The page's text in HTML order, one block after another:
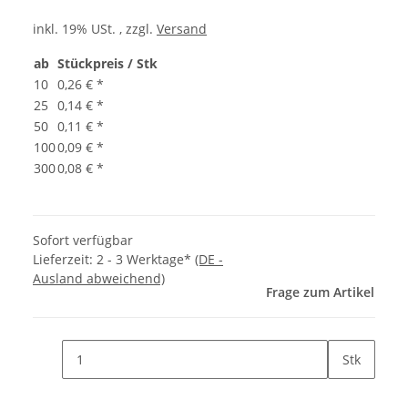
inkl. 19% USt. , zzgl. Versand
ab Stückpreis / Stk
10 0,26 € *
25 0,14 € *
50 0,11 € *
1000,09 € *
3000,08 € *
Sofort verfügbar
Lieferzeit: 2 - 3 Werktage* (DE -
Ausland abweichend)
Frage zum Artikel
Stk